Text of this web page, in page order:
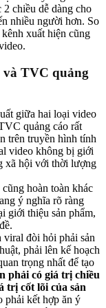
chiều dễ dàng cho
nhiều người hơn. So
xuất hiện cũng
TVC quảng
giữa hai loại video
quảng cáo rất
trên truyền hình tính
video không bị giới
xã hội với thời lượng
hoàn toàn khác
ý nghĩa rõ ràng
giới thiệu sản phẩm,
đòi hỏi phải sản
phải lên kế hoạch
trọng nhất để tạo
phải có giá trị chiều
trị cốt lõi của sản
phải kết hợp ăn ý